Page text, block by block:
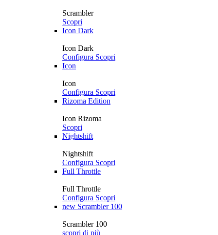
Scrambler
Scopri
Icon Dark
Icon Dark
Configura Scopri
Icon
Icon
Configura Scopri
Rizoma Edition
Icon Rizoma
Scopri
Nightshift
Nightshift
Configura Scopri
Full Throttle
Full Throttle
Configura Scopri
new Scrambler 100
Scrambler 100
scopri di più